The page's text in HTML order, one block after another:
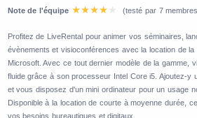
Note de l'équipe (testé par 7
Profitez de LiveRental pour animer vos séminaires,
évènements et visioconférences avec la location de
Microsoft. Avec ce tout dernier modèle de la gamme,
fluide grâce à son processeur Intel Core i5. Ajoutez-y
et vous disposez d'un mini ordinateur pour un usage
Disponible à la location de courte à moyenne durée,
vos besoins bureautiques et digitaux.